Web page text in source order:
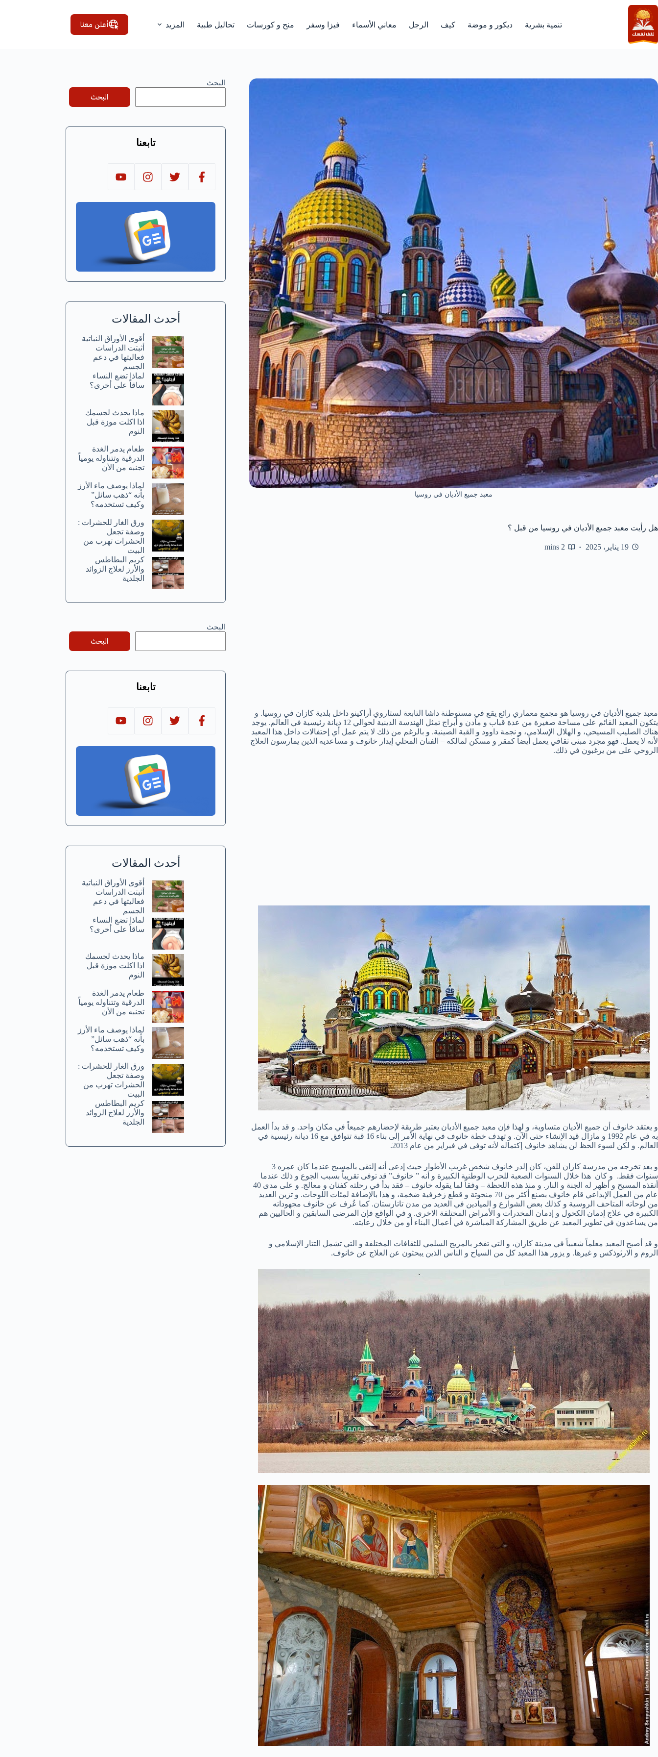
التجاوز
إلى
المحتوى
تنمية بشرية ديكور و موضة كيف الرجل معاني الأسماء فيزا وسفر منح و كورسات تحاليل طبية المزيد أعلن معنا
معبد جميع الأديان في روسيا
هل رأيت معبد جميع الأديان في روسيا من قبل ؟
19 يناير، 2025 2 mins
معبد جميع الأديان في روسيا هو مجمع معماري رائع يقع في مستوطنة داشا التابعة لستاروي أراكينو داخل بلدية كازان في روسيا. و
يتكون المعبد القائم على مساحة صغيرة من عدة قباب و مآدن و أبراج تمثل الهندسة الدينية لحوالي 12 ديانة رئيسية في العالم. يوجد
هناك الصليب المسيحي، و الهلال الإسلامي، و نجمة داوود و القبة الصينية. و بالرغم من ذلك لا يتم عمل أي إحتفالات داخل هذا المعبد
لأنه لا يعمل. فهو مجرد مبنى ثقافي يعمل أيضاً كمقر و مسكن لمالكه – الفنان المحلي إيدار خانوف و مساعديه الذين يمارسون العلاج
الروحي على من يرغبون في ذلك.
و يعتقد خانوف أن جميع الأديان متساوية، و لهذا فإن معبد جميع الأديان يعتبر طريقة لإحضارهم جميعاً في مكان واحد. و قد بدأ العمل
به في عام 1992 و مازال قيد الإنشاء حتى الآن. و تهدف خطة خانوف في نهاية الأمر إلى بناء 16 قبة تتوافق مع 16 ديانة رئيسية في
العالم. و لكن لسوء الحظ لن يشاهد خانوف إكتماله لأنه توفى في فبراير من عام 2013.
و بعد تخرجه من مدرسة كازان للفن، كان إلدر خانوف شخص غريب الأطوار حيث إدعى أنه إلتقى بالمسيح عندما كان عمره 3
سنوات فقط. و كان هذا خلال السنوات الصعبة للحرب الوطنية الكبيرة و أنه ” خانوف” قد توفى تقريباً بسبب الجوع و ذلك عندما
أنقذه المسيح و أظهر له الجنة و النار. و منذ هذه اللحظة – وفقاً لما يقوله خانوف – فقد بدأ في رحلته كفنان و معالج. و على مدى 40
عام من العمل الإبداعي قام خانوف بصنع أكثر من 70 منحوتة و قطع زخرفية ضخمة، و هذا بالإضافة لمئات اللوحات. و تزين العديد
من لوحاته المتاحف الروسية و كذلك بعض الشوارع و الميادين في العديد من مدن تاتارستان. كما عُرف عن خانوف مجهوداته
الكبيرة في علاج إدمان الكحول و إدمان المخدرات و الأمراض المختلفة الاخرى. و في الواقع فإن المرضى السابقين و الحاليين هم
من يساعدون في تطوير المعبد عن طريق المشاركة المباشرة في أعمال البناء أو من خلال رعايته.
و قد أصبح المعبد معلماً شعبياً في مدينة كازان، و التي تفخر بالمزيج السلمي للثقافات المختلفة و التي تشمل التتار الإسلامي و
الروم و الارثوذكس و غيرها. و يزور هذا المعبد كل من السياح و الناس الذين يبحثون عن العلاج عن خانوف.
البحث
البحث
تابعنا
أحدث المقالات
أقوى الأوراق النباتية
أثبتت الدراسات
فعاليتها في دعم
الجسم
لماذا تضع النساء
ساقاً على أخرى؟
ماذا يحدث لجسمك
اذا اكلت موزة قبل
النوم
طعام يدمر الغدة
الدرقية وتتناوله يومياً
تجنبه من الأن
لماذا يوصف ماء الأرز
بأنه “ذهب سائل”
وكيف تستخدمه؟
ورق الغار للحشرات :
وصفة تجعل
الحشرات تهرب من
البيت
كريم البطاطس
والأرز لعلاج الزوائد
الجلدية
البحث
البحث
تابعنا
أحدث المقالات
أقوى الأوراق النباتية
أثبتت الدراسات
فعاليتها في دعم
الجسم
لماذا تضع النساء
ساقاً على أخرى؟
ماذا يحدث لجسمك
اذا اكلت موزة قبل
النوم
طعام يدمر الغدة
الدرقية وتتناوله يومياً
تجنبه من الأن
لماذا يوصف ماء الأرز
بأنه “ذهب سائل”
وكيف تستخدمه؟
ورق الغار للحشرات :
وصفة تجعل
الحشرات تهرب من
البيت
كريم البطاطس
والأرز لعلاج الزوائد
الجلدية